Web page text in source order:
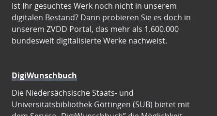
Ist Ihr gesuchtes Werk noch nicht in unserem
digitalen Bestand? Dann probieren Sie es doch in
unserem ZVDD Portal, das mehr als 1.600.000
bundesweit digitalisierte Werke nachweist.
DigiWunschbuch
Die Niedersächsische Staats- und
Universitätsbibliothek Göttingen (SUB) bietet mit